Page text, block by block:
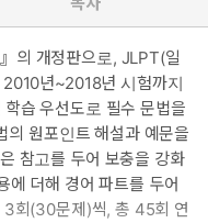
의 개정판으로, JLPT(일
년~2018년 시험까지
습 우선도로 필수 문법을
원포인트 해설과 예문을
참고를 두어 보충을 강화
에 더해 경어 파트를 두어
회(30문제)씩, 총 45회 연